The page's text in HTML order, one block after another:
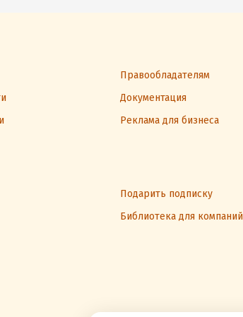
Правообладателям
Документация
Реклама для бизнеса
Подарить подписку
Библиотека для компаний